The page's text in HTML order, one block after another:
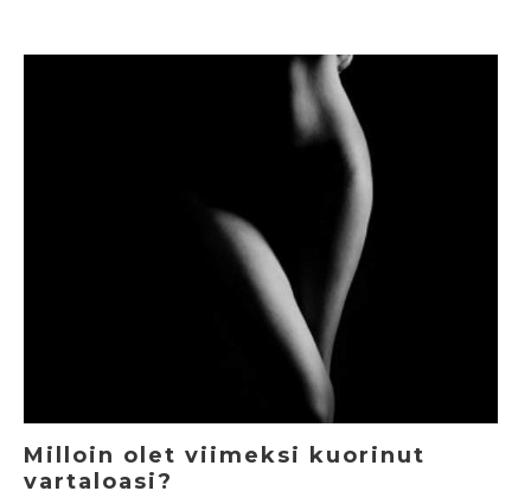
Milloin olet viimeksi kuorinut
vartaloasi?